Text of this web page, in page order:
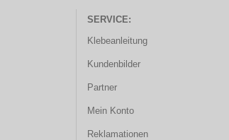
SERVICE:
Klebeanleitung
Kundenbilder
Partner
Mein Konto
Reklamationen